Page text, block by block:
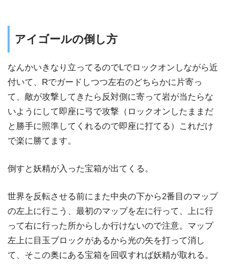
アイゴールの倒し方
なんかいきなり立ってるのでLでロックオンしながら近
付いて、Rでガードしつつ左右のどちらかに片寄っ
て、敵が攻撃してきたら反対側に寄って岩が当たらな
いようにして即座に弓で攻撃（ロックオンしたままだ
と勝手に照準してくれるので即座に打てる）これだけ
で楽に勝てます。
倒すと妖精が入った宝箱が出てくる。
世界を反転させる前にまた中央の下から2番目のマップ
の左上に行こう、最初のマップを左に行って、上に行
って右に行った所からしか行けないので注意。マップ
左上に目玉ブロックがあるから光の矢を打って消し
て、そこの奥にある宝箱を回収すれば妖精が取れる。